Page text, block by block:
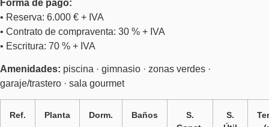
Forma de pago:
• Reserva: 6.000 € + IVA
• Contrato de compraventa: 30 % + IVA
• Escritura: 70 % + IVA
Amenidades: piscina · gimnasio · zonas verdes ·
garaje/trastero · sala gourmet
Ref. Planta Dorm. Baños
S.
S.